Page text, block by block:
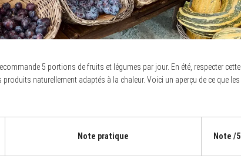
5 portions de fruits et légumes par jour. En été, respecter cette
naturellement adaptés à la chaleur. Voici un aperçu de ce que les
Note pratique Note /5